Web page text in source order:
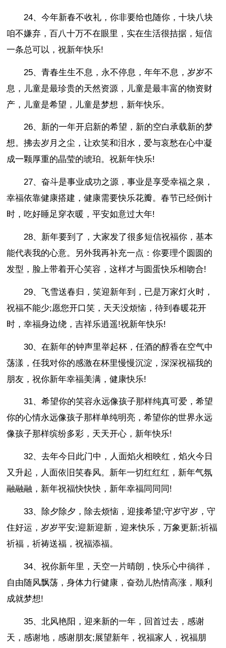
24、今年新春不收礼，你非要给也随你，十块八块
咱不嫌弃，百八十万不在眼里，实在生活很拮据，短信
一条总可以，祝新年快乐!
25、青春生生不息，永不停息，年年不息，岁岁不
息，儿童是最珍贵的天然资源，儿童是最丰富的物资财
产，儿童是希望，儿童是梦想，新年快乐。
26、新的一年开启新的希望，新的空白承载新的梦
想。拂去岁月之尘，让欢笑和泪水，爱与哀愁在心中凝
成一颗厚重的晶莹的琥珀。祝新年快乐!
27、奋斗是事业成功之源，事业是享受幸福之泉，
幸福依靠健康搭建，健康需要快乐花瓣。春节已经倒计
时，吃好睡足穿衣暖，平安如意过大年!
28、新年要到了，大家发了很多短信祝福你，基本
能代表我的心意。另外我再补充一点：你要理个圆圆的
发型，脸上带着开心笑容，这样才与圆蛋快乐相吻合!
29、飞雪送春归，笑迎新年到，已是万家灯火时，
祝福不能少;愿您开口笑，天天没烦恼，待到春暖花开
时，幸福身边绕，吉祥乐逍遥!祝新年快乐!
30、在新年的钟声里举起杯，任酒的醇香在空气中
荡漾，任我对你的感激在杯里慢慢沉淀，深深祝福我的
朋友，祝你新年幸福美满，健康快乐!
31、希望你的笑容永远像孩子那样纯真可爱，希望
你的心情永远像孩子那样单纯明亮，希望你的世界永远
像孩子那样缤纷多彩，天天开心，新年快乐!
32、去年今日此门中，人面焰火相映红，焰火今日
又升起，人面依旧笑春风。新年一切红红红，新年气氛
融融融，新年祝福快快快，新年幸福同同同!
33、除夕除夕，除去烦恼，迎接希望;守岁守岁，守
住好运，岁岁平安;迎新迎新，迎来快乐，万象更新;祈福
祈福，祈祷送福，祝福添福。
34、祝你新年里，天空一片晴朗，快乐心中徜徉，
自由随风飘荡，身体力行健康，奋劲儿热情高涨，顺利
成就梦想!
35、北风艳阳，迎来新的一年，回首过去，感谢
天，感谢地，感谢朋友;展望新年，祝福家人，祝福朋